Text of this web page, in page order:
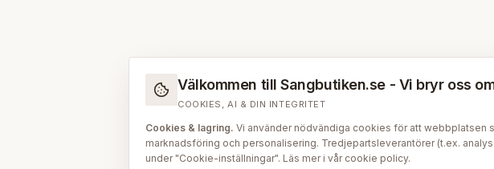
Välkommen till Sangbutiken.se - Vi bryr oss
COOKIES, AI & DIN INTEGRITET
Cookies & lagring. Vi använder nödvändiga cookies för att webbplatsen
marknadsföring och personalisering. Tredjepartsleverantörer (t.ex.
under "Cookie-inställningar". Läs mer i vår cookie policy.